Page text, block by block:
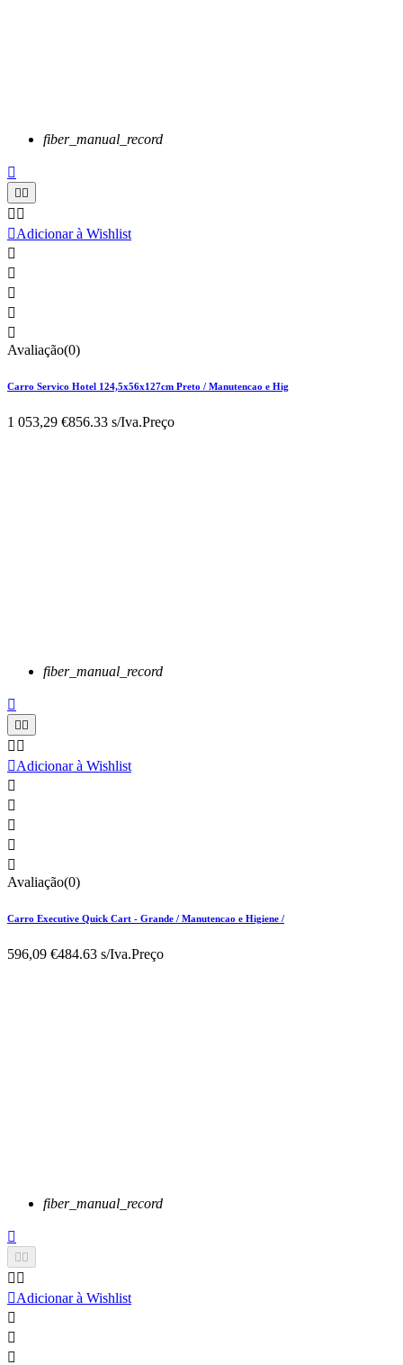
fiber_manual_record

 
 
Adicionar à Wishlist





Avaliação(0)
Carro Servico Hotel 124,5x56x127cm Preto / Manutencao e Hig
1 053,29 €856.33 s/Iva.Preço
fiber_manual_record

 
 
Adicionar à Wishlist





Avaliação(0)
Carro Executive Quick Cart - Grande / Manutencao e Higiene /
596,09 €484.63 s/Iva.Preço
fiber_manual_record

 
 
Adicionar à Wishlist


